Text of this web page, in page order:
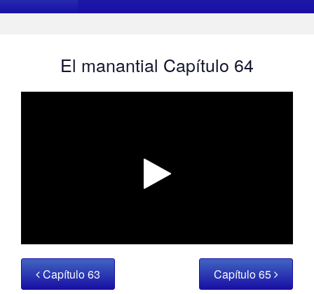
El manantial Capítulo 64
Capítulo 63 Capítulo 65